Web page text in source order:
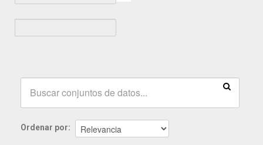
Ordenar por